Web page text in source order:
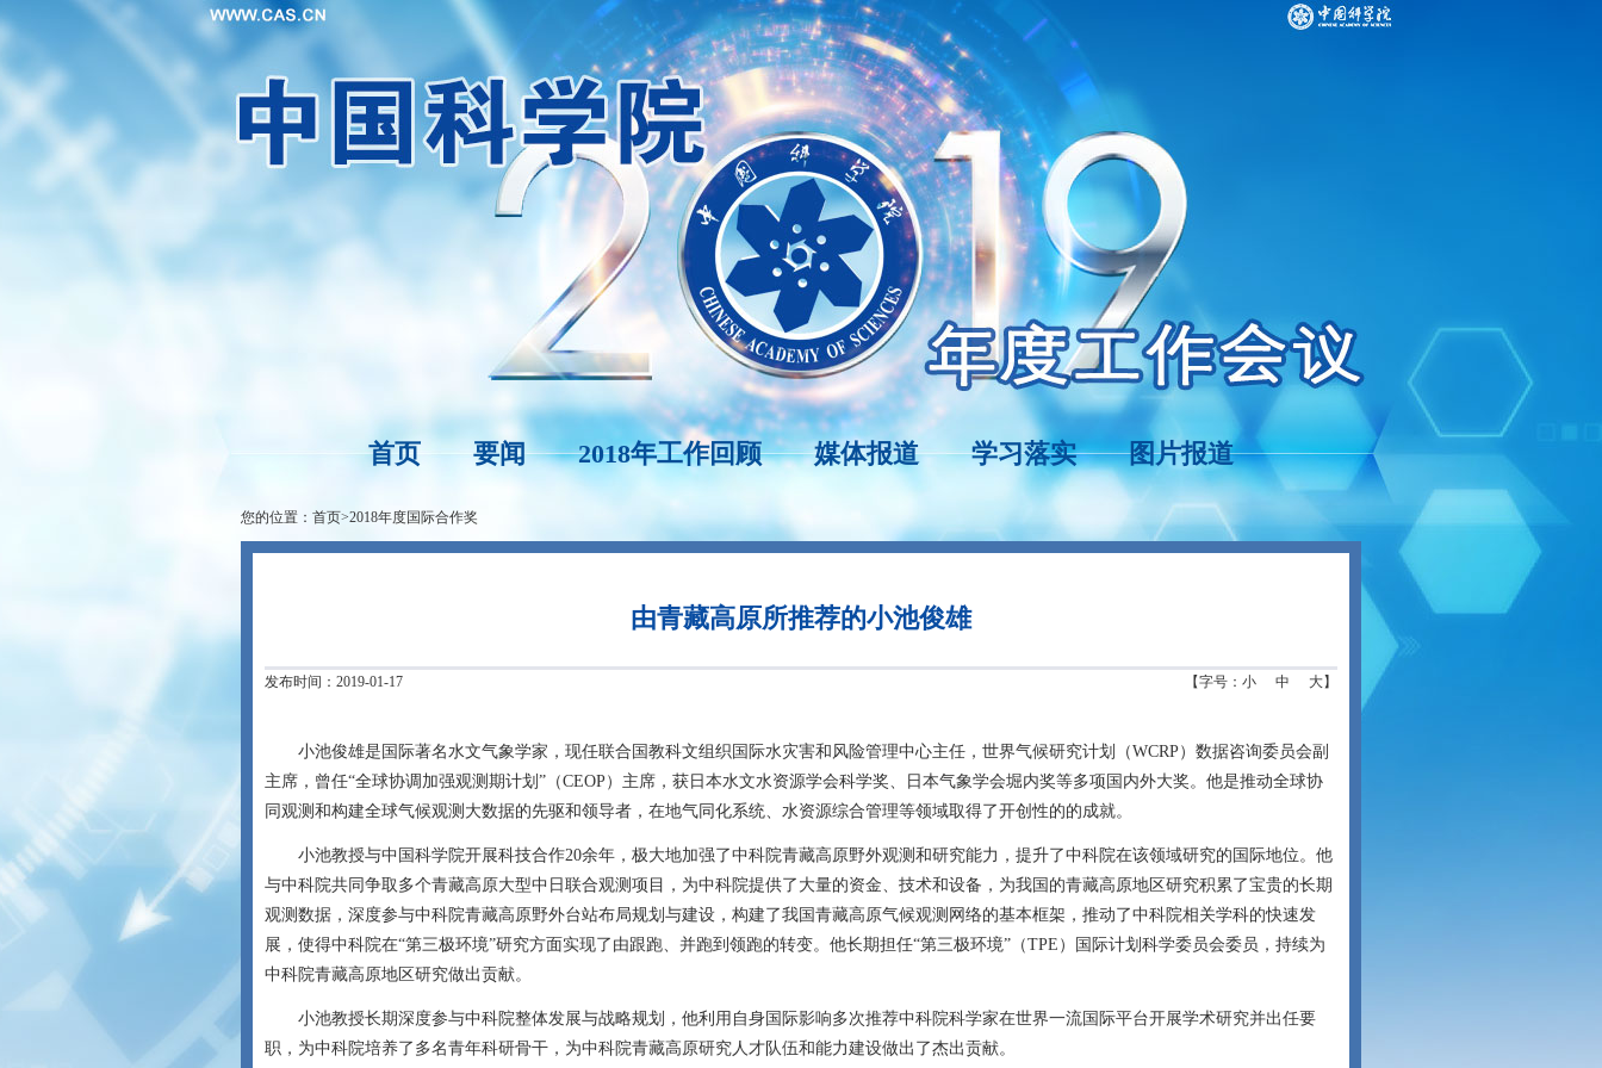
首页 要闻 2018年工作回顾 媒体报道 学习落实 图片报道
您的位置： 首页>2018年度国际合作奖
由青藏高原所推荐的小池俊雄
发布时间：2019-01-17 【字号： 小 中 大】
小池俊雄是国际著名水文气象学家，现任联合国教科文组织国际水灾害和风险管理中心主任，世界气候研究计划（WCRP）数据咨询委员会副
主席，曾任“全球协调加强观测期计划”（CEOP）主席，获日本水文水资源学会科学奖、日本气象学会堀内奖等多项国内外大奖。他是推动全球协
同观测和构建全球气候观测大数据的先驱和领导者，在地气同化系统、水资源综合管理等领域取得了开创性的的成就。
小池教授与中国科学院开展科技合作20余年，极大地加强了中科院青藏高原野外观测和研究能力，提升了中科院在该领域研究的国际地位。他
与中科院共同争取多个青藏高原大型中日联合观测项目，为中科院提供了大量的资金、技术和设备，为我国的青藏高原地区研究积累了宝贵的长期
观测数据，深度参与中科院青藏高原野外台站布局规划与建设，构建了我国青藏高原气候观测网络的基本框架，推动了中科院相关学科的快速发
展，使得中科院在“第三极环境”研究方面实现了由跟跑、并跑到领跑的转变。他长期担任“第三极环境”（TPE）国际计划科学委员会委员，持续为
中科院青藏高原地区研究做出贡献。
小池教授长期深度参与中科院整体发展与战略规划，他利用自身国际影响多次推荐中科院科学家在世界一流国际平台开展学术研究并出任要
职，为中科院培养了多名青年科研骨干，为中科院青藏高原研究人才队伍和能力建设做出了杰出贡献。